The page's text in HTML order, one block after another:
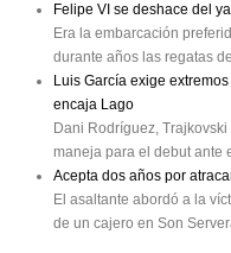
Felipe VI se deshace del
Era la embarcación
durante años las regatas
Luis García exige
encaja Lago
Dani Rodríguez,
maneja para el debut ante
Acepta dos años por
El asaltante abordó a la
de un cajero en Son